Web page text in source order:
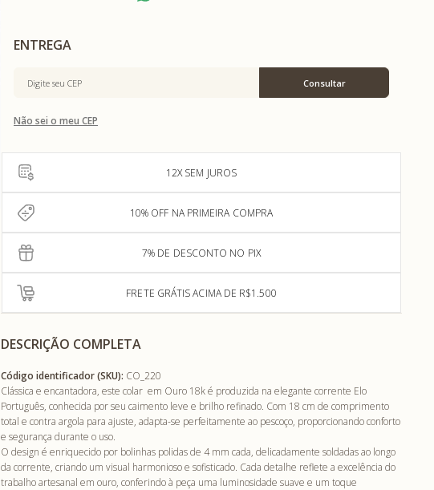
Não sei o meu CEP
12X SEM JUROS
10% OFF NA PRIMEIRA COMPRA
7% DE DESCONTO NO PIX
FRETE GRÁTIS ACIMA DE R$1.500
DESCRIÇÃO COMPLETA
Código identificador (SKU): CO_220
Clássica e encantadora, este colar em Ouro 18k é produzida na elegante corrente Elo
Português, conhecida por seu caimento leve e brilho refinado. Com 18 cm de comprimento
total e contra argola para ajuste, adapta-se perfeitamente ao pescoço, proporcionando conforto
e segurança durante o uso.
O design é enriquecido por bolinhas polidas de 4 mm cada, delicadamente soldadas ao longo
da corrente, criando um visual harmonioso e sofisticado. Cada detalhe reflete a excelência do
trabalho artesanal em ouro, conferindo à peça uma luminosidade suave e um toque